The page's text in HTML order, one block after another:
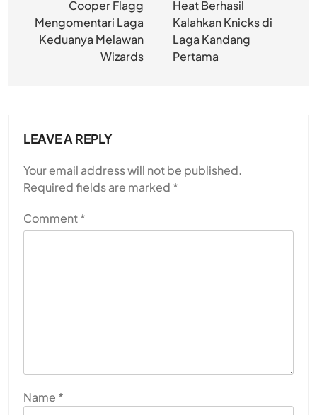
navigation
Cooper Flagg
Mengomentari Laga
Keduanya Melawan
Wizards
Heat Berhasil
Kalahkan Knicks di
Laga Kandang
Pertama
LEAVE A REPLY
Your email address will not be published.
Required fields are marked *
Comment*
Name *